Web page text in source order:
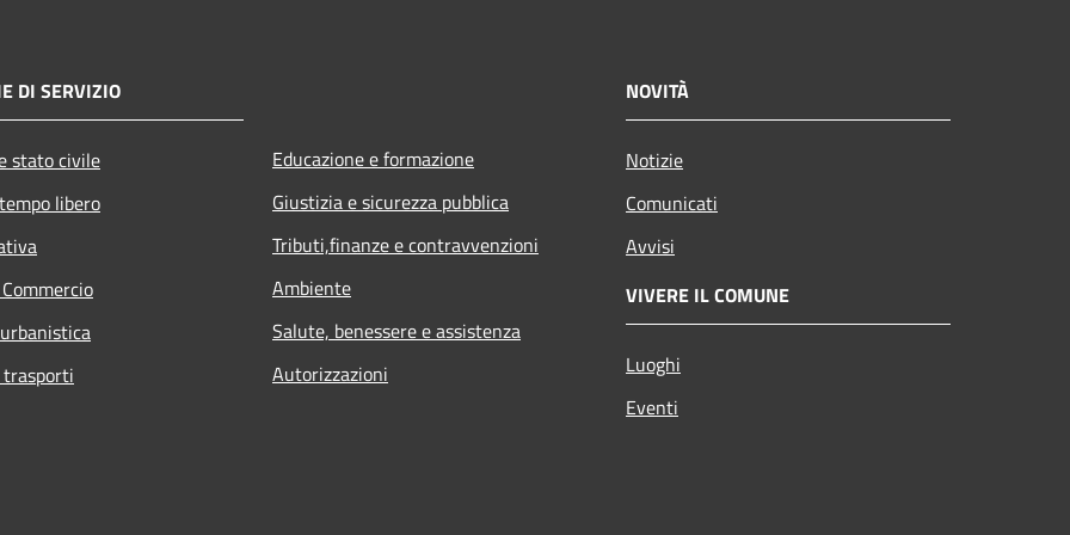
DI SERVIZIO
stato civile
libero
Educazione e formazione
Giustizia e sicurezza pubblica
Tributi,finanze e contravvenzioni
Ambiente
Salute, benessere e assistenza
Autorizzazioni
NOVITÀ
Notizie
Comunicati
Avvisi
VIVERE IL COMUNE
Luoghi
Eventi